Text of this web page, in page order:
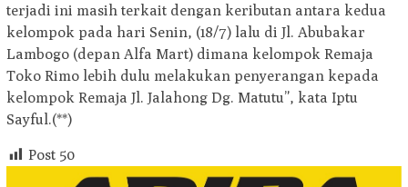
terjadi ini masih terkait dengan keributan antara kedua
kelompok pada hari Senin, (18/7) lalu di Jl. Abubakar
Lambogo (depan Alfa Mart) dimana kelompok Remaja
Toko Rimo lebih dulu melakukan penyerangan kepada
kelompok Remaja Jl. Jalahong Dg. Matutu”, kata Iptu
Sayful.(**)
Post 50